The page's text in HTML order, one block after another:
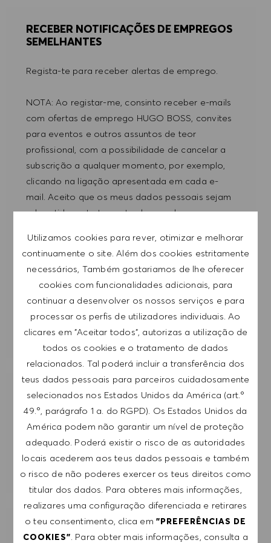
Utilizamos cookies para rever, otimizar e melhorar
continuamente o site. Além dos cookies estritamente
necessários, Também gostariamos de lhe oferecer
cookies com funcionalidades adicionais, para
continuar a desenvolver os nossos serviços e para
processar os perfis de utilizadores individuais. Ao
clicares em "Aceitar todos", autorizas a utilização de
todos os cookies e o tratamento de dados
relacionados. Tal poderá incluir a transferência dos
teus dados pessoais para parceiros cuidadosamente
selecionados nos Estados Unidos da América (art.º
49.º, parágrafo 1 a. do RGPD). Os Estados Unidos da
América podem não garantir um nível de proteção
adequado. Poderá existir o risco de as autoridades
locais acederem aos teus dados pessoais e também
o risco de não poderes exercer os teus direitos como
titular dos dados. Para obteres mais informações,
realizares uma configuração diferenciada e retirares
o teu consentimento, clica em "PREFERÊNCIAS DE
COOKIES" . Para obter mais informações, consulta a
RECEBER NOTIFICAÇÕES DE EMPREGOS
SEMELHANTES
Regista-te para receber alertas de emprego.
NOTA: Ao registar-me, consinto receber e-mails
com ofertas de emprego HUGO BOSS, convites
para eventos e outros assuntos de teor
profissional, com a possibilidade de cancelar a
subscrição a qualquer momento, por exemplo,
clicando na ligação apresentada em cada e-
mail. Aceito que os meus dados pessoais sejam
submetidos a tratamento de acordo com
Introduzir endereço de e-mail (obrigatório)
SUBMETER
GERIR ALERTAS
RECEBE RECOMENDAÇÕES DE EMPREGO
PERSONALIZADAS COM BASE NOS TEUS
INTERESSES.
COMEÇAR
EMPREGOS SEMELHANTES